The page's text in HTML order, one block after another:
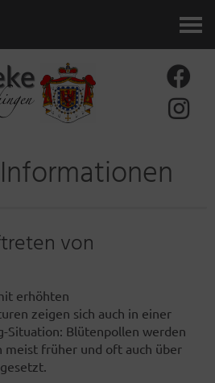
von
erhöhten
zeigen sich auch in einer
Situation: Blütenpollen werden
meist früher und oft auch über